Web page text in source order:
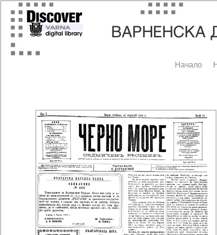
Начало